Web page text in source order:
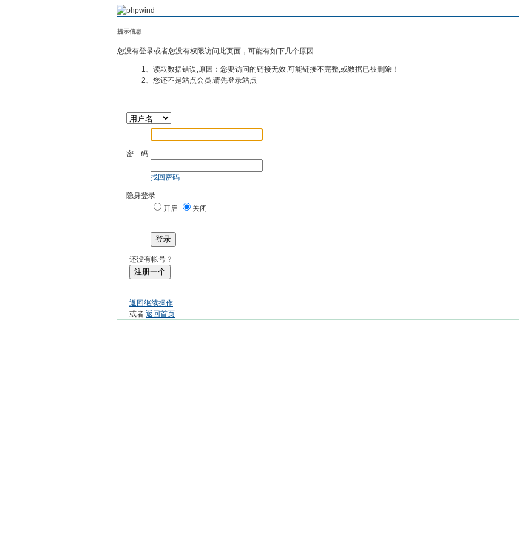
提示信息
您没有登录或者您没有权限访问此页面，可能有如下几个原因
1、读取数据错误,原因：您要访问的链接无效,可能链接不完整,或数据已被删除！
2、您还不是站点会员,请先登录站点
密 码
找回密码
隐身登录
开启
关闭
登录
还没有帐号？
注册一个
返回继续操作
或者 返回首页